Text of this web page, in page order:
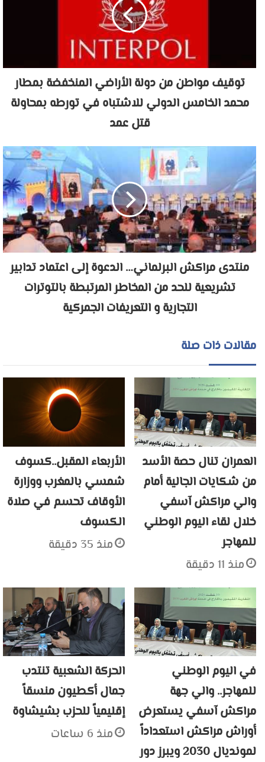
توقيف مواطن من دولة الأراضي المنخفضة بمطار
محمد الخامس الدولي للاشتباه في تورطه بمحاولة
قتل عمد
منتدى مراكش البرلماني… الدعوة إلى اعتماد تدابير
تشريعية للحد من المخاطر المرتبطة بالتوترات
التجارية و التعريفات الجمركية
مقالات ذات صلة
العمران تنال حصة الأسد
من شكايات الجالية أمام
والي مراكش آسفي
خلال لقاء اليوم الوطني
للمهاجر
منذ 11 دقيقة
الأربعاء المقبل..كسوف
شمسي بالمغرب ووزارة
الأوقاف تحسم في صلاة
الكسوف
منذ 35 دقيقة
في اليوم الوطني
للمهاجر.. والي جهة
مراكش آسفي يستعرض
أوراش مراكش استعداداً
لمونديال 2030 ويبرز دور
الحركة الشعبية تنتدب
جمال أكطيون منسقاً
إقليمياً للحزب بشيشاوة
منذ 6 ساعات